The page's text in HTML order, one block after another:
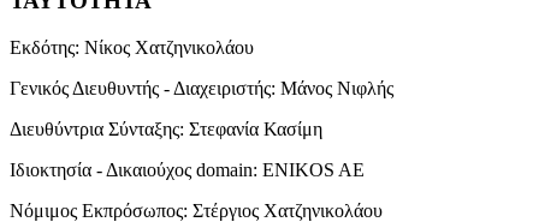
Εκδότης: Νίκος Χατζηνικολάου
Γενικός Διευθυντής - Διαχειριστής: Μάνος Νιφλής
Διευθύντρια Σύνταξης: Στεφανία Κασίμη
Ιδιοκτησία - Δικαιούχος domain: ENIKOS AE
Νόμιμος Εκπρόσωπος: Στέργιος Χατζηνικολάου